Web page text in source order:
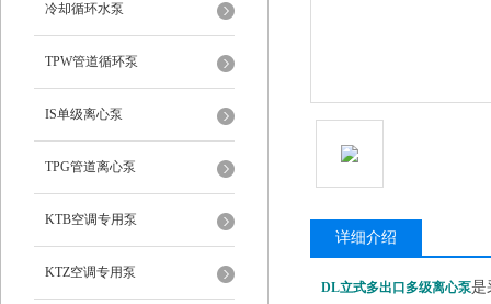
冷却循环水泵
TPW管道循环泵
IS单级离心泵
TPG管道离心泵
KTB空调专用泵
KTZ空调专用泵
详细介绍
DL立式多出口多级离心泵是